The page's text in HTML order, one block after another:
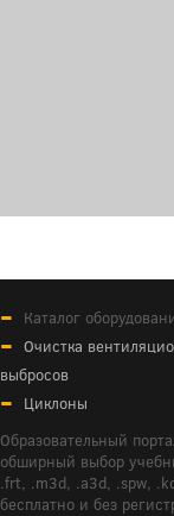
Каталог
Очистка
выбросов
Циклоны
Образовательный
обширный выбор
.frt, .m3d, .a3d, .spw,
бесплатно и без